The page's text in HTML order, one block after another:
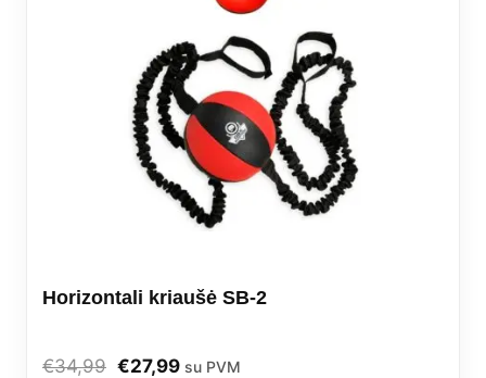
Horizontali kriaušė SB-2
€34,99 Original
€27,99Current
su PVM